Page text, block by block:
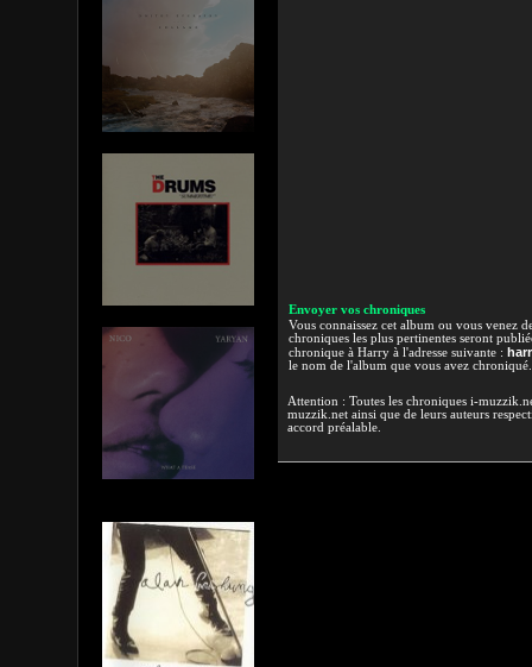
Envoyer vos chroniques
Vous connaissez cet album ou vous venez
chroniques les plus pertinentes seront
chronique à Harry à l'adresse suivante :
le nom de l'album que vous avez
Attention : Toutes les chroniques i-
muzzik.net ainsi que de leurs auteurs
accord préalable.